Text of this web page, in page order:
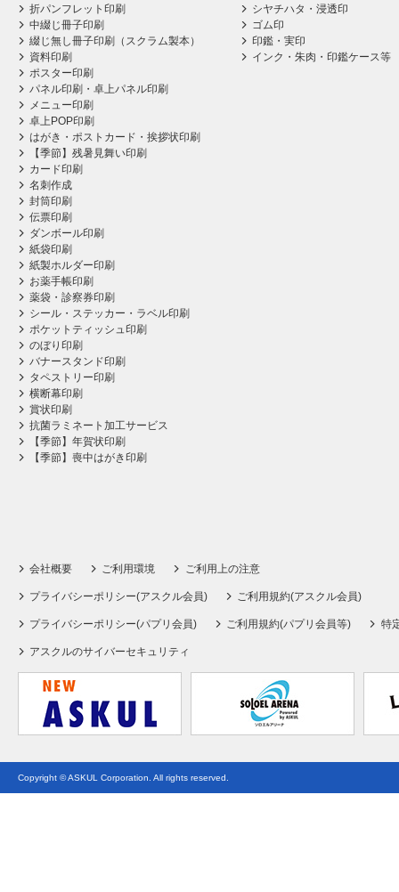
折パンフレット印刷
中綴じ冊子印刷
綴じ無し冊子印刷（スクラム製本）
資料印刷
ポスター印刷
パネル印刷・卓上パネル印刷
メニュー印刷
卓上POP印刷
はがき・ポストカード・挨拶状印刷
【季節】残暑見舞い印刷
カード印刷
名刺作成
封筒印刷
伝票印刷
ダンボール印刷
紙袋印刷
紙製ホルダー印刷
お薬手帳印刷
薬袋・診察券印刷
シール・ステッカー・ラベル印刷
ポケットティッシュ印刷
のぼり印刷
バナースタンド印刷
タペストリー印刷
横断幕印刷
賞状印刷
抗菌ラミネート加工サービス
【季節】年賀状印刷
【季節】喪中はがき印刷
シヤチハタ・浸透印
ゴム印
印鑑・実印
インク・朱肉・印鑑ケース等
会社概要 ご利用環境 ご利用上の注意
プライバシーポリシー(アスクル会員) ご利用規約(アスクル会員)
プライバシーポリシー(パプリ会員) ご利用規約(パプリ会員等) 特
アスクルのサイバーセキュリティ
Copyright © ASKUL Corporation. All rights reserved.